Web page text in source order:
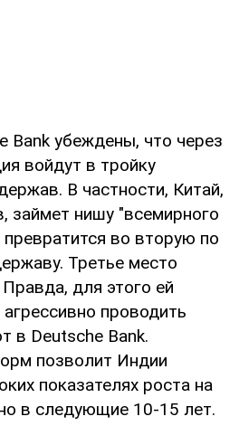
Bank убеждены, что через
войдут в тройку
В частности, Китай,
займет нишу "всемирного
превратится во вторую по
Третье место
для этого ей
проводить
в Deutsche Bank.
позволит Индии
показателях роста на
в следующие 10-15 лет.